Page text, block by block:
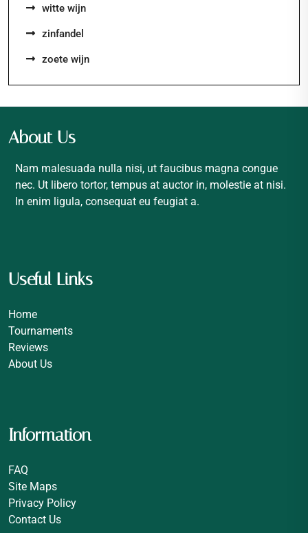
witte wijn
zinfandel
zoete wijn
About Us
Nam malesuada nulla nisi, ut faucibus magna congue
nec. Ut libero tortor, tempus at auctor in, molestie at nisi.
In enim ligula, consequat eu feugiat a.
Useful Links
Home
Tournaments
Reviews
About Us
Information
FAQ
Site Maps
Privacy Policy
Contact Us